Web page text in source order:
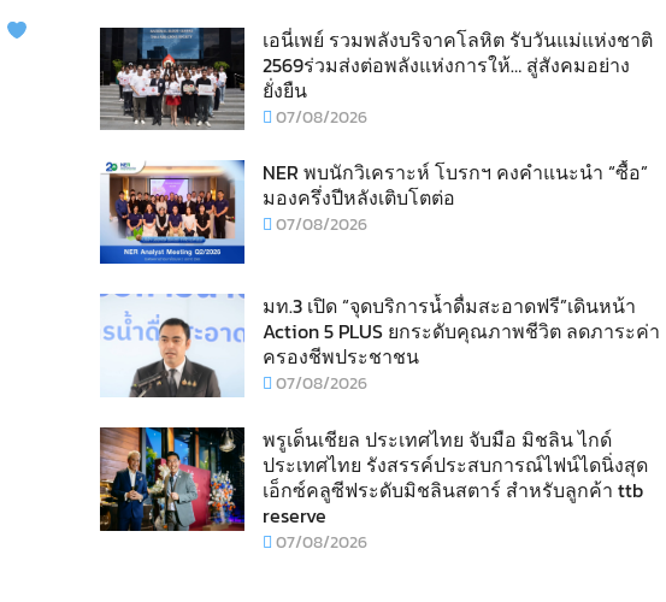
เอนี่เพย์ รวมพลังบริจาคโลหิต รับวันแม่แห่งชาติ
2569ร่วมส่งต่อพลังแห่งการให้… สู่สังคมอย่าง
ยั่งยืน
07/08/2026
NER พบนักวิเคราะห์ โบรกฯ คงคำแนะนำ “ซื้อ”
มองครึ่งปีหลังเติบโตต่อ
07/08/2026
มท.3 เปิด “จุดบริการน้ำดื่มสะอาดฟรี”เดินหน้า
Action 5 PLUS ยกระดับคุณภาพชีวิต ลดภาระค่า
ครองชีพประชาชน
07/08/2026
พรูเด็นเชียล ประเทศไทย จับมือ มิชลิน ไกด์
ประเทศไทย รังสรรค์ประสบการณ์ไฟน์ไดนิ่งสุด
เอ็กซ์คลูซีฟระดับมิชลินสตาร์ สำหรับลูกค้า ttb
reserve
07/08/2026